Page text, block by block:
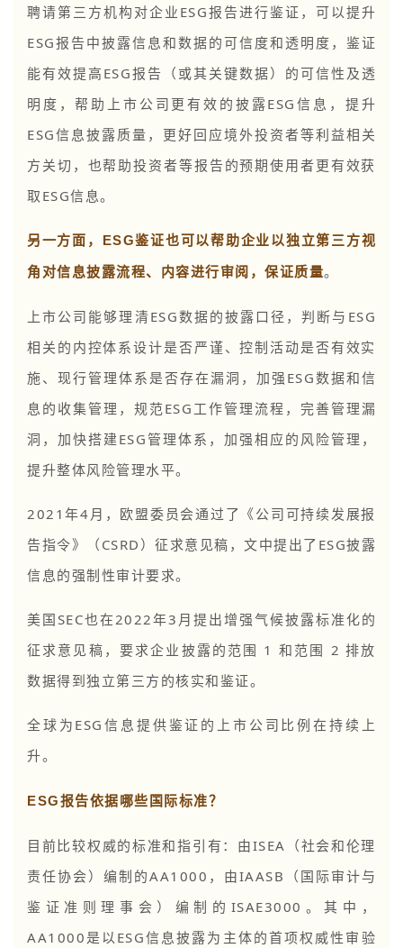
聘请第三方机构对企业ESG报告进行鉴证，可以提升
ESG报告中披露信息和数据的可信度和透明度，鉴证
能有效提高ESG报告（或其关键数据）的可信性及透
明度，帮助上市公司更有效的披露ESG信息，提升
ESG信息披露质量，更好回应境外投资者等利益相关
方关切，也帮助投资者等报告的预期使用者更有效获
取ESG信息。
另一方面，ESG鉴证也可以帮助企业以独立第三方视
角对信息披露流程、内容进行审阅，保证质量。
上市公司能够理清ESG数据的披露口径，判断与ESG
相关的内控体系设计是否严谨、控制活动是否有效实
施、现行管理体系是否存在漏洞，加强ESG数据和信
息的收集管理，规范ESG工作管理流程，完善管理漏
洞，加快搭建ESG管理体系，加强相应的风险管理，
提升整体风险管理水平。
2021年4月，欧盟委员会通过了《公司可持续发展报
告指令》（CSRD）征求意见稿，文中提出了ESG披露
信息的强制性审计要求。
美国SEC也在2022年3月提出增强气候披露标准化的
征求意见稿，要求企业披露的范围 1 和范围 2 排放
数据得到独立第三方的核实和鉴证。
全球为ESG信息提供鉴证的上市公司比例在持续上
升。
ESG报告依据哪些国际标准？
目前比较权威的标准和指引有：由ISEA（社会和伦理
责任协会）编制的AA1000，由IAASB（国际审计与
鉴证准则理事会）编制的ISAE3000。其中，
AA1000是以ESG信息披露为主体的首项权威性审验